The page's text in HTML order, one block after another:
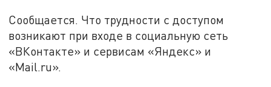
Сообщается. Что трудности с доступом
возникают при входе в социальную сеть
«ВКонтакте» и сервисам «Яндекс» и
«Mail.ru».